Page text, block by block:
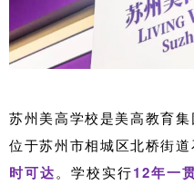
苏州美高学校是美高教育集
位于苏州市相城区北桥街道
时可达。学校实行12年一